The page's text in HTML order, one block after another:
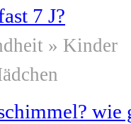
7 J?
» Kinder
wie